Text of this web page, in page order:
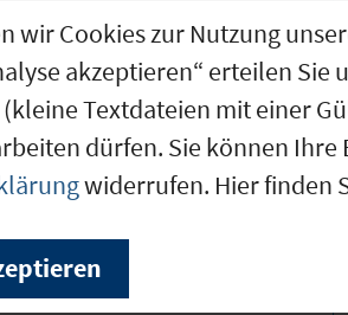
Cookies zur Nutzung
akzeptieren“ erteilen Sie
Textdateien mit einer
dürfen. Sie können
widerrufen. Hier finden